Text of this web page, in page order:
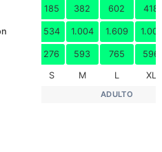
185 382 602 418
534 1.004 1.609 1.001
276 593 765 596
S M L XL
ADULTO